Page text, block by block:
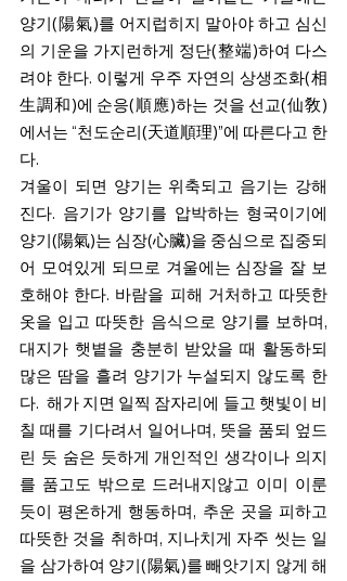
양기(陽氣)를 어지럽히지 말아야 하고 심신
의 기운을 가지런하게 정단(整端)하여 다스
려야 한다. 이렇게 우주 자연의 상생조화(相
生調和)에 순응(順應)하는 것을 선교(仙敎)
에서는 “천도순리(天道順理)”에 따른다고 한
다.
겨울이 되면 양기는 위축되고 음기는 강해
진다. 음기가 양기를 압박하는 형국이기에
양기(陽氣)는 심장(心臟)을 중심으로 집중되
어 모여있게 되므로 겨울에는 심장을 잘 보
호해야 한다. 바람을 피해 거처하고 따뜻한
옷을 입고 따뜻한 음식으로 양기를 보하며,
대지가 햇볕을 충분히 받았을 때 활동하되
많은 땀을 흘려 양기가 누설되지 않도록 한
다. 해가 지면 일찍 잠자리에 들고 햇빛이 비
칠 때를 기다려서 일어나며, 뜻을 품되 엎드
린 듯 숨은 듯하게 개인적인 생각이나 의지
를 품고도 밖으로 드러내지않고 이미 이룬
듯이 평온하게 행동하며, 추운 곳을 피하고
따뜻한 것을 취하며, 지나치게 자주 씻는 일
을 삼가하여 양기(陽氣)를 빼앗기지 않게 해